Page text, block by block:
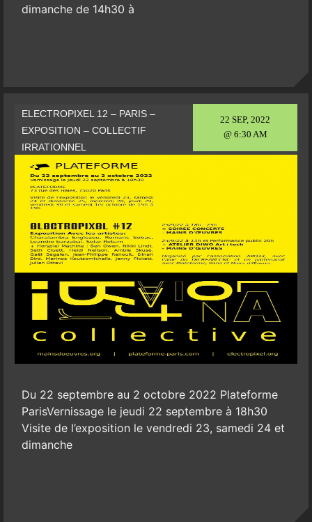
dimanche de 14h30 à
22 SEP, 2022
@ 6:30 AM
ELECTROPIXEL 12 – PARIS –
EXPOSITION – COLLECTIF
IRRATIONNEL
Du 22 septembre au 2 octobre 2022 Plateforme
ParisVernissage le jeudi 22 septembre à 18h30
Visite de l’exposition le vendredi 23, samedi 24 et
dimanche